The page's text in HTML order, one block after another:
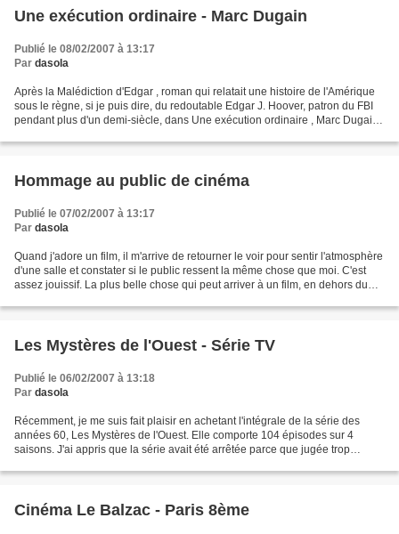
Une exécution ordinaire - Marc Dugain
Publié le 08/02/2007 à 13:17
Par dasola
Après la Malédiction d'Edgar , roman qui relatait une histoire de l'Amérique
sous le règne, si je puis dire, du redoutable Edgar J. Hoover, patron du FBI
pendant plus d'un demi-siècle, dans Une exécution ordinaire , Marc Dugain
Hommage au public de cinéma
Publié le 07/02/2007 à 13:17
Par dasola
Quand j'adore un film, il m'arrive de retourner le voir pour sentir l'atmosphère
d'une salle et constater si le public ressent la même chose que moi. C'est
assez jouissif. La plus belle chose qui peut arriver à un film, en dehors du
Les Mystères de l'Ouest - Série TV
Publié le 06/02/2007 à 13:18
Par dasola
Récemment, je me suis fait plaisir en achetant l'intégrale de la série des
années 60, Les Mystères de l'Ouest. Elle comporte 104 épisodes sur 4
saisons. J'ai appris que la série avait été arrêtée parce que jugée trop
Cinéma Le Balzac - Paris 8ème